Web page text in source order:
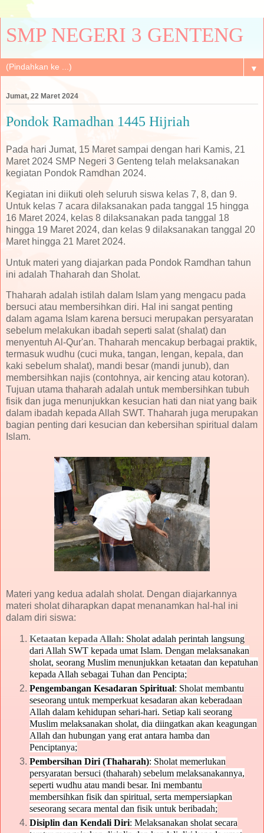
SMP NEGERI 3 GENTENG
▼
Jumat, 22 Maret 2024
Pondok Ramadhan 1445 Hijriah
Pada hari Jumat, 15 Maret sampai dengan hari Kamis, 21
Maret 2024 SMP Negeri 3 Genteng telah melaksanakan
kegiatan Pondok Ramdhan 2024.
Kegiatan ini diikuti oleh seluruh siswa kelas 7, 8, dan 9.
Untuk kelas 7 acara dilaksanakan pada tanggal 15 hingga
16 Maret 2024, kelas 8 dilaksanakan pada tanggal 18
hingga 19 Maret 2024, dan kelas 9 dilaksanakan tanggal 20
Maret hingga 21 Maret 2024.
Untuk materi yang diajarkan pada Pondok Ramdhan tahun
ini adalah Thaharah dan Sholat.
Thaharah adalah istilah dalam Islam yang mengacu pada
bersuci atau membersihkan diri. Hal ini sangat penting
dalam agama Islam karena bersuci merupakan persyaratan
sebelum melakukan ibadah seperti salat (shalat) dan
menyentuh Al-Qur'an. Thaharah mencakup berbagai praktik,
termasuk wudhu (cuci muka, tangan, lengan, kepala, dan
kaki sebelum shalat), mandi besar (mandi junub), dan
membersihkan najis (contohnya, air kencing atau kotoran).
Tujuan utama thaharah adalah untuk membersihkan tubuh
fisik dan juga menunjukkan kesucian hati dan niat yang baik
dalam ibadah kepada Allah SWT. Thaharah juga merupakan
bagian penting dari kesucian dan kebersihan spiritual dalam
Islam.
Materi yang kedua adalah sholat. Dengan diajarkannya
materi sholat diharapkan dapat menanamkan hal-hal ini
dalam diri siswa:
Ketaatan kepada Allah: Sholat adalah perintah langsung
dari Allah SWT kepada umat Islam. Dengan melaksanakan
sholat, seorang Muslim menunjukkan ketaatan dan kepatuhan
kepada Allah sebagai Tuhan dan Pencipta;
Pengembangan Kesadaran Spiritual: Sholat membantu
seseorang untuk memperkuat kesadaran akan keberadaan
Allah dalam kehidupan sehari-hari. Setiap kali seorang
Muslim melaksanakan sholat, dia diingatkan akan keagungan
Allah dan hubungan yang erat antara hamba dan
Penciptanya;
Pembersihan Diri (Thaharah): Sholat memerlukan
persyaratan bersuci (thaharah) sebelum melaksanakannya,
seperti wudhu atau mandi besar. Ini membantu
membersihkan fisik dan spiritual, serta mempersiapkan
seseorang secara mental dan fisik untuk beribadah;
Disiplin dan Kendali Diri: Melaksanakan sholat secara